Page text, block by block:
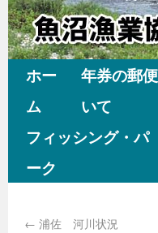
ホー
ム
年券の郵
いて
フィッシング・パ
ーク
← 浦佐 河川状況